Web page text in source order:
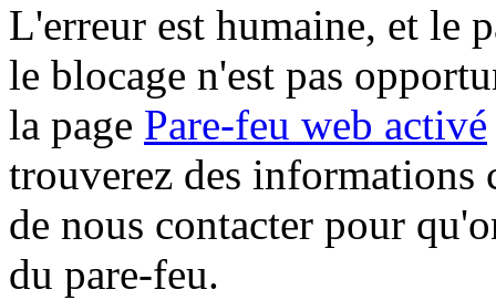
L'erreur est humaine, et le
le blocage n'est pas
la page Pare-feu web activé
trouverez des informations
de nous contacter pour
du pare-feu.